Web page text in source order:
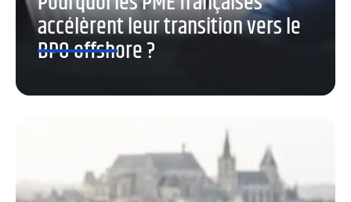
accélèrent leur transition vers le
BPO offshore ?